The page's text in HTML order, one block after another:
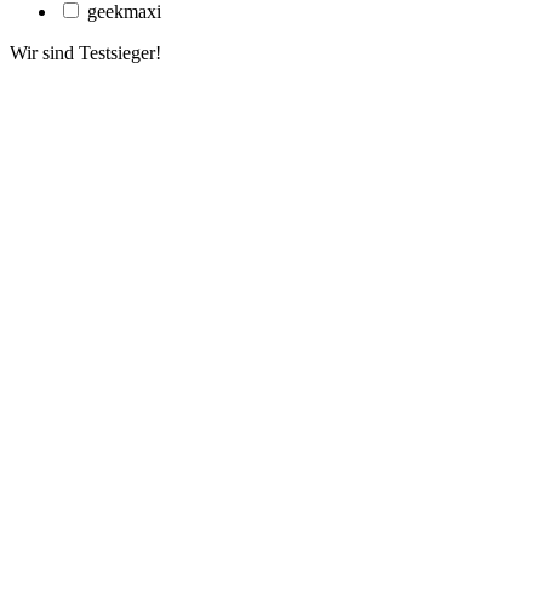
geekmaxi
Wir sind Testsieger!